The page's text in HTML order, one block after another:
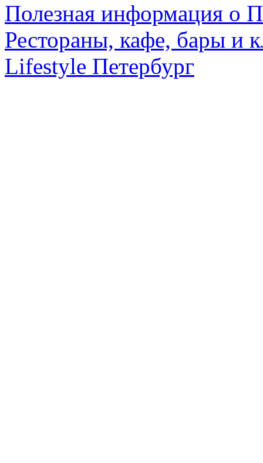
Полезная информация о
Рестораны, кафе, бары и
Lifestyle Петербург